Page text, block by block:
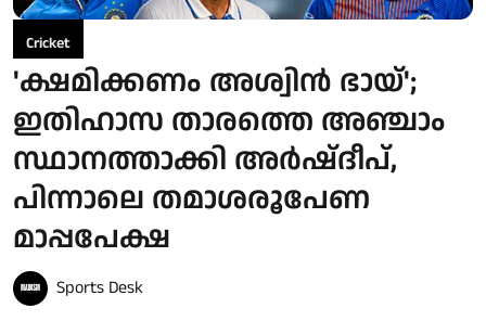
Cricket
'ക്ഷമിക്കണം അശ്വിന്‍ ഭായ്';
ഇതിഹാസ താരത്തെ അഞ്ചാം
സ്ഥാനത്താക്കി അര്‍ഷ്ദീപ്,
പിന്നാലെ തമാശരൂപേണ
മാപ്പപേക്ഷ
Sports Desk